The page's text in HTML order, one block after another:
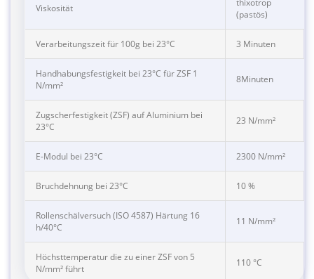
Viskosität
thixotrop
(pastös)
Verarbeitungszeit für 100g bei 23°C 3 Minuten
Handhabungsfestigkeit bei 23°C für ZSF 1
N/mm²
8Minuten
Zugscherfestigkeit (ZSF) auf Aluminium bei
23°C
23 N/mm²
E-Modul bei 23°C 2300 N/mm²
Bruchdehnung bei 23°C 10 %
Rollenschälversuch (ISO 4587) Härtung 16
h/40°C
11 N/mm²
Höchsttemperatur die zu einer ZSF von 5
N/mm² führt
110 °C